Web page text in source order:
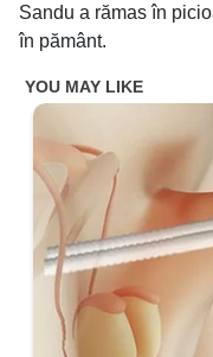
Sandu a rămas în
în pământ.